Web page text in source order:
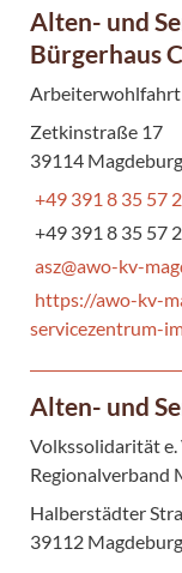
Alten- und
Bürgerhaus
Arbeiterwohlfahrt
Zetkinstraße 17
39114 Magdeburg
+49 391 8 35 57
+49 391 8 35 57
asz@awo-kv-
https://awo-kv-
servicezentrum-
Alten- und
Volkssolidarität e.
Regionalverband
Halberstädter
39112 Magdeburg